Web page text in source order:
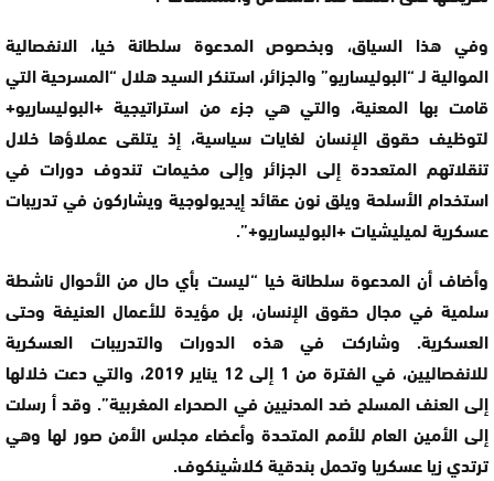
وفي هذا السياق، وبخصوص المدعوة سلطانة خيا، الانفصالية
الموالية لـ “البوليساريو” والجزائر، استنكر السيد هلال “المسرحية التي
قامت بها المعنية، والتي هي جزء من استراتيجية +البوليساريو+
لتوظيف حقوق الإنسان لغايات سياسية، إذ يتلقى عملاؤها خلال
تنقلاتهم المتعددة إلى الجزائر وإلى مخيمات تندوف دورات في
استخدام الأسلحة ويلق نون عقائد إيديولوجية ويشاركون في تدريبات
عسكرية لميليشيات +البوليساريو+”.
وأضاف أن المدعوة سلطانة خيا “ليست بأي حال من الأحوال ناشطة
سلمية في مجال حقوق الإنسان، بل مؤيدة للأعمال العنيفة وحتى
العسكرية. وشاركت في هذه الدورات والتدريبات العسكرية
للانفصاليين، في الفترة من 1 إلى 12 يناير 2019، والتي دعت خلالها
إلى العنف المسلح ضد المدنيين في الصحراء المغربية”. وقد أ رسلت
إلى الأمين العام للأمم المتحدة وأعضاء مجلس الأمن صور لها وهي
ترتدي زيا عسكريا وتحمل بندقية كلاشينكوف.